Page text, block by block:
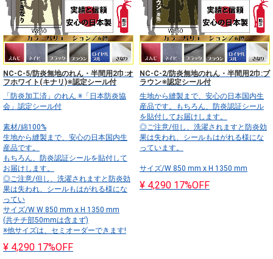
NC-C-5/防炎無地のれん・半間用2巾:オ
フホワイト(キナリ)※認定シール付
「防炎加工済」のれん ※「日本防炎協
会」認定シール付
素材/綿100%
生地から縫製まで、安心の日本国内生
産品です。
もちろん、防炎認証シールを貼付して
お届けします。
◎ご注意/但し、洗濯されますと防炎効
果は失われ、シールもはがれる様にな
ってい
サイズ/W W 850 mm x H 1350 mm
(共チチ部50mmは含まず)
※他サイズは、セミオーダーできます!
¥ 4,290 17%OFF
NC-C-2/防炎無地のれん・半間用2巾:ブ
ラウン※認定シール付
生地から縫製まで、安心の日本国内生
産品です。もちろん、防炎認証シール
を貼付してお届けします。
◎ご注意/但し、洗濯されますと防炎効
果は失われ、シールもはがれる様にな
っています。
サイズ/W 850 mm x H 1350 mm
¥ 4,290 17%OFF